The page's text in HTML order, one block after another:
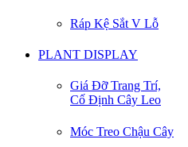
Ráp Kệ Sắt V Lỗ
PLANT DISPLAY
Giá Đỡ Trang Trí,
Cố Định Cây Leo
Móc Treo Chậu Cây